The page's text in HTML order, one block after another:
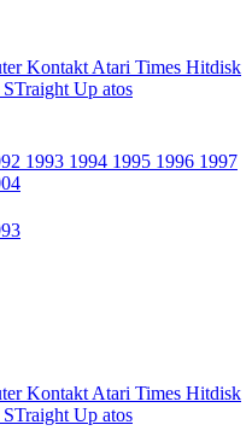
Kontakt Atari Times Hitdisk
STraight Up atos
1993 1994 1995 1996 1997
Kontakt Atari Times Hitdisk
STraight Up atos